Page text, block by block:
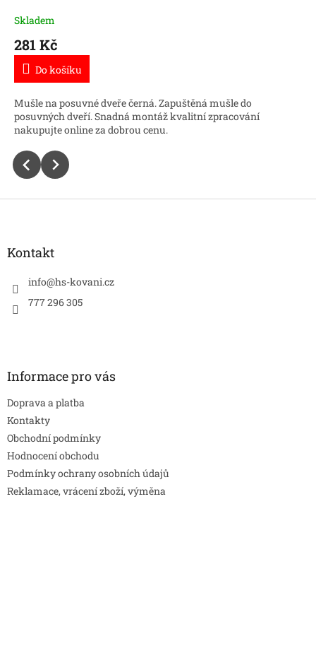
Skladem
281 Kč
Do košíku
Mušle na posuvné dveře černá. Zapuštěná mušle do
posuvných dveří. Snadná montáž kvalitní zpracování
nakupujte online za dobrou cenu.
Z
Kontakt
info@hs-kovani.cz
777 296 305
Informace pro vás
Doprava a platba
Kontakty
Obchodní podmínky
Hodnocení obchodu
Podmínky ochrany osobních údajů
Reklamace, vrácení zboží, výměna